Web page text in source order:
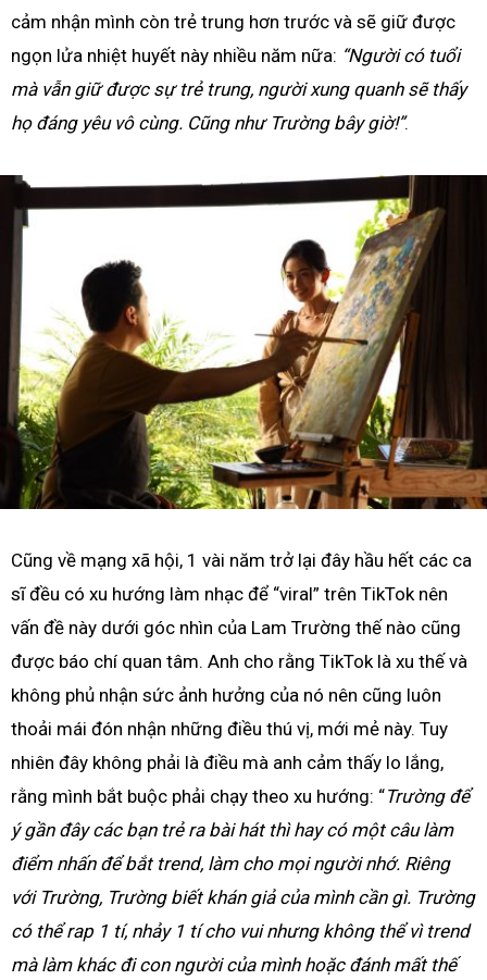
cảm nhận mình còn trẻ trung hơn trước và sẽ giữ được
ngọn lửa nhiệt huyết này nhiều năm nữa: “Người có tuổi
mà vẫn giữ được sự trẻ trung, người xung quanh sẽ thấy
họ đáng yêu vô cùng. Cũng như Trường bây giờ!”.
Cũng về mạng xã hội, 1 vài năm trở lại đây hầu hết các ca
sĩ đều có xu hướng làm nhạc để “viral” trên TikTok nên
vấn đề này dưới góc nhìn của Lam Trường thế nào cũng
được báo chí quan tâm. Anh cho rằng TikTok là xu thế và
không phủ nhận sức ảnh hưởng của nó nên cũng luôn
thoải mái đón nhận những điều thú vị, mới mẻ này. Tuy
nhiên đây không phải là điều mà anh cảm thấy lo lắng,
rằng mình bắt buộc phải chạy theo xu hướng: “Trường để
ý gần đây các bạn trẻ ra bài hát thì hay có một câu làm
điểm nhấn để bắt trend, làm cho mọi người nhớ. Riêng
với Trường, Trường biết khán giả của mình cần gì. Trường
có thể rap 1 tí, nhảy 1 tí cho vui nhưng không thể vì trend
mà làm khác đi con người của mình hoặc đánh mất thế